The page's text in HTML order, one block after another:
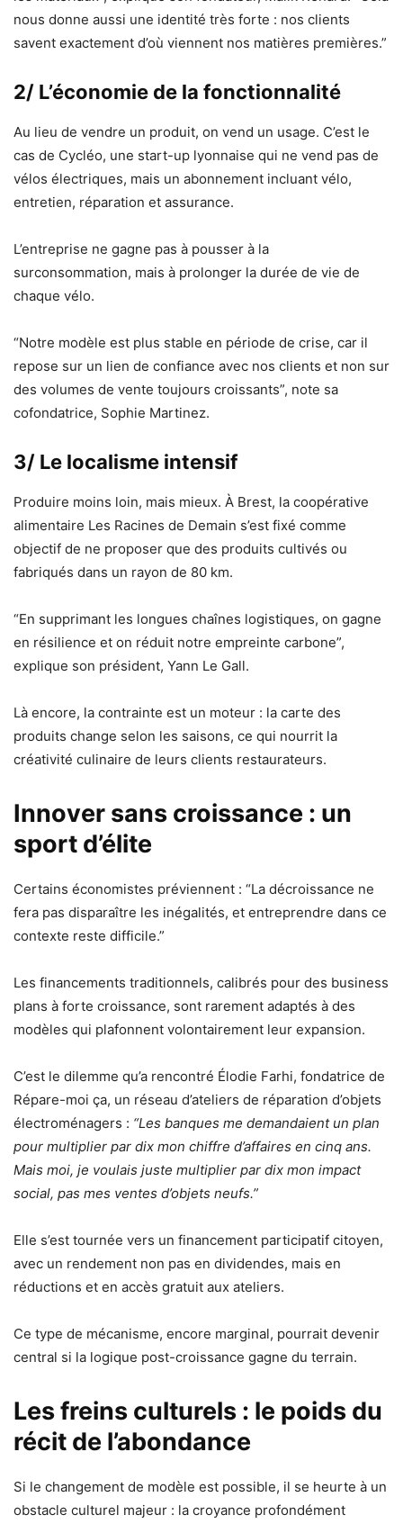
nous donne aussi une identité très forte : nos clients
savent exactement d’où viennent nos matières premières.”
2/ L’économie de la fonctionnalité
Au lieu de vendre un produit, on vend un usage. C’est le
cas de Cycléo, une start-up lyonnaise qui ne vend pas de
vélos électriques, mais un abonnement incluant vélo,
entretien, réparation et assurance.
L’entreprise ne gagne pas à pousser à la
surconsommation, mais à prolonger la durée de vie de
chaque vélo.
“Notre modèle est plus stable en période de crise, car il
repose sur un lien de confiance avec nos clients et non sur
des volumes de vente toujours croissants”, note sa
cofondatrice, Sophie Martinez.
3/ Le localisme intensif
Produire moins loin, mais mieux. À Brest, la coopérative
alimentaire Les Racines de Demain s’est fixé comme
objectif de ne proposer que des produits cultivés ou
fabriqués dans un rayon de 80 km.
“En supprimant les longues chaînes logistiques, on gagne
en résilience et on réduit notre empreinte carbone”,
explique son président, Yann Le Gall.
Là encore, la contrainte est un moteur : la carte des
produits change selon les saisons, ce qui nourrit la
créativité culinaire de leurs clients restaurateurs.
Innover sans croissance : un
sport d’élite
Certains économistes préviennent : “La décroissance ne
fera pas disparaître les inégalités, et entreprendre dans ce
contexte reste difficile.”
Les financements traditionnels, calibrés pour des business
plans à forte croissance, sont rarement adaptés à des
modèles qui plafonnent volontairement leur expansion.
C’est le dilemme qu’a rencontré Élodie Farhi, fondatrice de
Répare-moi ça, un réseau d’ateliers de réparation d’objets
électroménagers : “Les banques me demandaient un plan
pour multiplier par dix mon chiffre d’affaires en cinq ans.
Mais moi, je voulais juste multiplier par dix mon impact
social, pas mes ventes d’objets neufs.”
Elle s’est tournée vers un financement participatif citoyen,
avec un rendement non pas en dividendes, mais en
réductions et en accès gratuit aux ateliers.
Ce type de mécanisme, encore marginal, pourrait devenir
central si la logique post-croissance gagne du terrain.
Les freins culturels : le poids du
récit de l’abondance
Si le changement de modèle est possible, il se heurte à un
obstacle culturel majeur : la croyance profondément